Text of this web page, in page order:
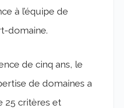
à l’équipe de
domaine.
de cinq ans, le
de domaines a
25 critères et